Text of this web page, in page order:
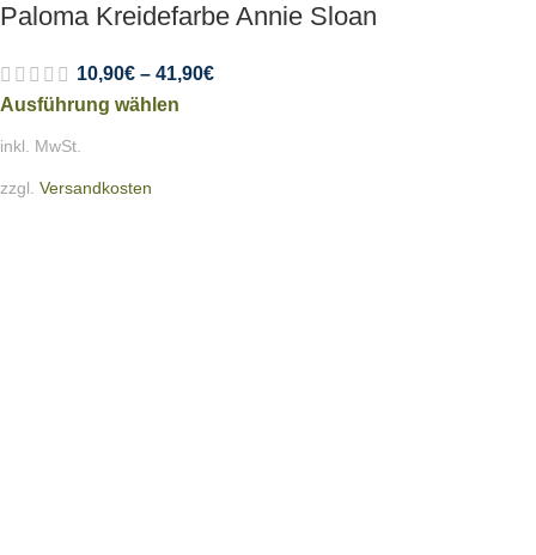
Paloma Kreidefarbe Annie Sloan
10,90€ – 41,90€
Ausführung wählen
inkl. MwSt.
zzgl. Versandkosten